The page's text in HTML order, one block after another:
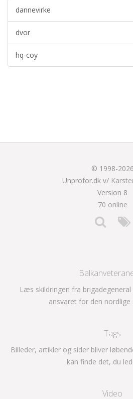
dannevirke
dvor
hq-coy
© 1998-2026
Unprofor.dk v/
Version 8
70 online
Læs skildringen fra
ansvaret for den nordlige
Tags
Billeder, artikler og sider bliver
kan finde det, du
Video